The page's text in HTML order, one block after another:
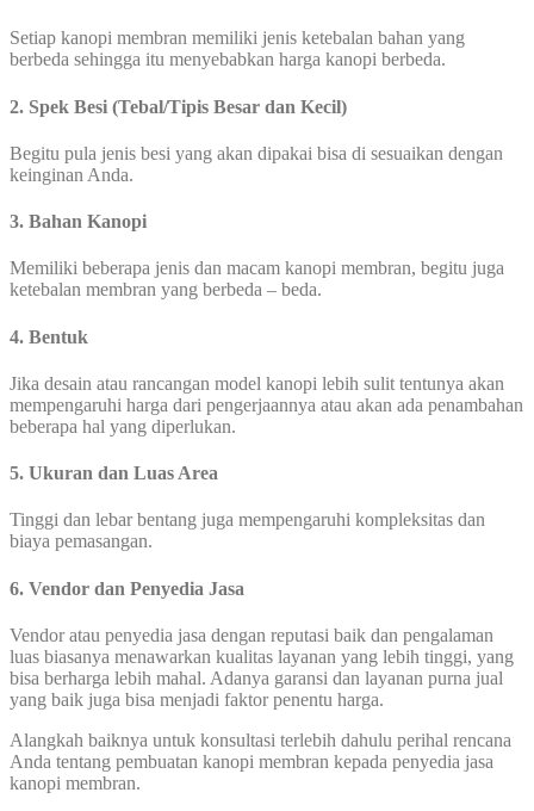
Setiap kanopi membran memiliki jenis ketebalan bahan yang
berbeda sehingga itu menyebabkan harga kanopi berbeda.
2. Spek Besi (Tebal/Tipis Besar dan Kecil)
Begitu pula jenis besi yang akan dipakai bisa di sesuaikan dengan
keinginan Anda.
3. Bahan Kanopi
Memiliki beberapa jenis dan macam kanopi membran, begitu juga
ketebalan membran yang berbeda – beda.
4. Bentuk
Jika desain atau rancangan model kanopi lebih sulit tentunya akan
mempengaruhi harga dari pengerjaannya atau akan ada penambahan
beberapa hal yang diperlukan.
5. Ukuran dan Luas Area
Tinggi dan lebar bentang juga mempengaruhi kompleksitas dan
biaya pemasangan.
6. Vendor dan Penyedia Jasa
Vendor atau penyedia jasa dengan reputasi baik dan pengalaman
luas biasanya menawarkan kualitas layanan yang lebih tinggi, yang
bisa berharga lebih mahal. Adanya garansi dan layanan purna jual
yang baik juga bisa menjadi faktor penentu harga.
Alangkah baiknya untuk konsultasi terlebih dahulu perihal rencana
Anda tentang pembuatan kanopi membran kepada penyedia jasa
kanopi membran.